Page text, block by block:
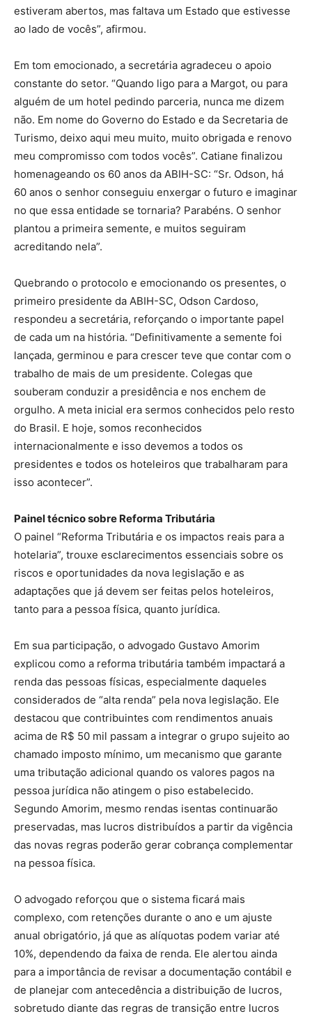
estiveram abertos, mas faltava um Estado que estivesse
ao lado de vocês”, afirmou.
Em tom emocionado, a secretária agradeceu o apoio
constante do setor. “Quando ligo para a Margot, ou para
alguém de um hotel pedindo parceria, nunca me dizem
não. Em nome do Governo do Estado e da Secretaria de
Turismo, deixo aqui meu muito, muito obrigada e renovo
meu compromisso com todos vocês”. Catiane finalizou
homenageando os 60 anos da ABIH-SC: “Sr. Odson, há
60 anos o senhor conseguiu enxergar o futuro e imaginar
no que essa entidade se tornaria? Parabéns. O senhor
plantou a primeira semente, e muitos seguiram
acreditando nela”.
Quebrando o protocolo e emocionando os presentes, o
primeiro presidente da ABIH-SC, Odson Cardoso,
respondeu a secretária, reforçando o importante papel
de cada um na história. “Definitivamente a semente foi
lançada, germinou e para crescer teve que contar com o
trabalho de mais de um presidente. Colegas que
souberam conduzir a presidência e nos enchem de
orgulho. A meta inicial era sermos conhecidos pelo resto
do Brasil. E hoje, somos reconhecidos
internacionalmente e isso devemos a todos os
presidentes e todos os hoteleiros que trabalharam para
isso acontecer”.
Painel técnico sobre Reforma Tributária
O painel “Reforma Tributária e os impactos reais para a
hotelaria”, trouxe esclarecimentos essenciais sobre os
riscos e oportunidades da nova legislação e as
adaptações que já devem ser feitas pelos hoteleiros,
tanto para a pessoa física, quanto jurídica.
Em sua participação, o advogado Gustavo Amorim
explicou como a reforma tributária também impactará a
renda das pessoas físicas, especialmente daqueles
considerados de “alta renda” pela nova legislação. Ele
destacou que contribuintes com rendimentos anuais
acima de R$ 50 mil passam a integrar o grupo sujeito ao
chamado imposto mínimo, um mecanismo que garante
uma tributação adicional quando os valores pagos na
pessoa jurídica não atingem o piso estabelecido.
Segundo Amorim, mesmo rendas isentas continuarão
preservadas, mas lucros distribuídos a partir da vigência
das novas regras poderão gerar cobrança complementar
na pessoa física.
O advogado reforçou que o sistema ficará mais
complexo, com retenções durante o ano e um ajuste
anual obrigatório, já que as alíquotas podem variar até
10%, dependendo da faixa de renda. Ele alertou ainda
para a importância de revisar a documentação contábil e
de planejar com antecedência a distribuição de lucros,
sobretudo diante das regras de transição entre lucros